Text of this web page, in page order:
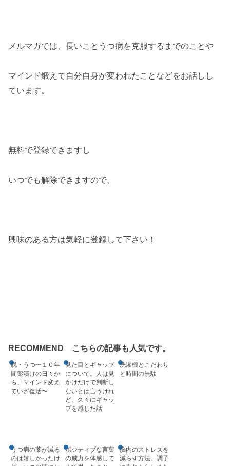
メルマガでは、長いことうつ病を克服するまでのことや
マインド鍛えて自分自身が変われたことなどをお話しし
ています。
無料で登録できますし
いつでも解除できますので、
興味のある方は気軽に登録して下さい！
RECOMMEND こちらの記事も人気です。
脱・うつ〜１０年
間薬漬けの日々か
ら、マインド変え
ていざ復活〜
見た目とギャップ
について。人は見
かけだけで判断し
ないとは言うけれ
ど、久々にギャッ
プを感じた話
洗濯機とこだわり
と時間の無駄
うつ病の薬が減る
のは嬉しかったけ
ポジティブな言葉
の威力を体感して
脳内のストレスを
減らす方法。調子